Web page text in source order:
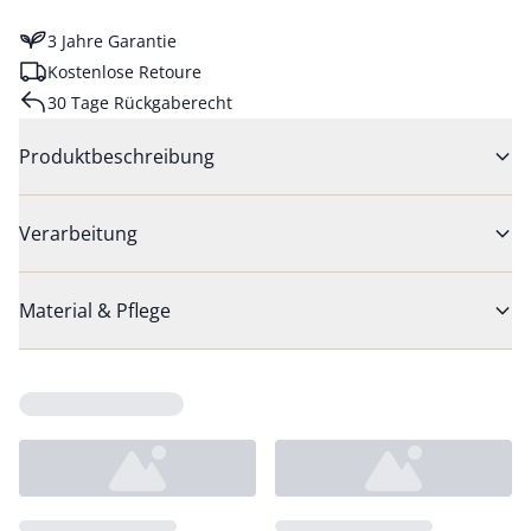
3 Jahre Garantie
Kostenlose Retoure
30 Tage Rückgaberecht
Produktbeschreibung
Verarbeitung
Material & Pflege